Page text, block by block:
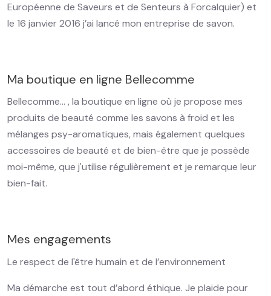
Européenne de Saveurs et de Senteurs à Forcalquier) et
le 16 janvier 2016 j’ai lancé mon entreprise de savon.
Ma boutique en ligne Bellecomme
Bellecomme… , la boutique en ligne où je propose mes
produits de beauté comme les savons à froid et les
mélanges psy-aromatiques, mais également quelques
accessoires de beauté et de bien-être que je possède
moi-même, que j'utilise régulièrement et je remarque leur
bien-fait.
Mes engagements
Le respect de l'être humain et de l’environnement
Ma démarche est tout d’abord éthique. Je plaide pour